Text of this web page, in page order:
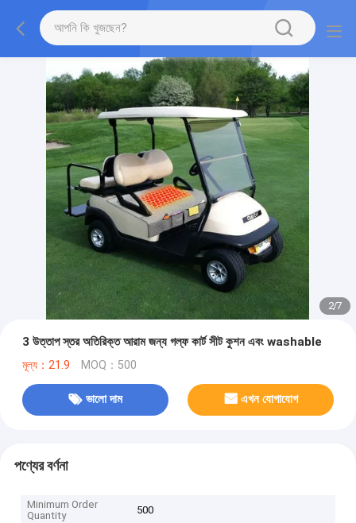
2/7
3 উত্তাপ স্তর অতিরিক্ত আরাম জন্য গল্ফ কার্ট সীট কুশন এবং washable
মূল্য：21.9 MOQ：500
ভালো দাম এখন যোগাযোগ
পণ্যের বর্ণনা
Minimum Order
Quantity
500